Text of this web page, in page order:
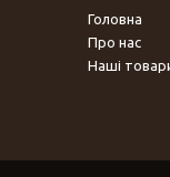
Головна
Про нас
Наші